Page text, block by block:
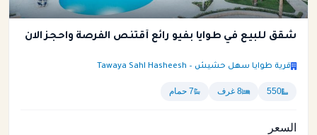
شقق للبيع في طوايا بفيو رائع أقتنص الفرصة واحجز الان
قرية طوايا سهل حشيش – Tawaya Sahl Hasheesh
550 8 غرف 7 حمام
السعر